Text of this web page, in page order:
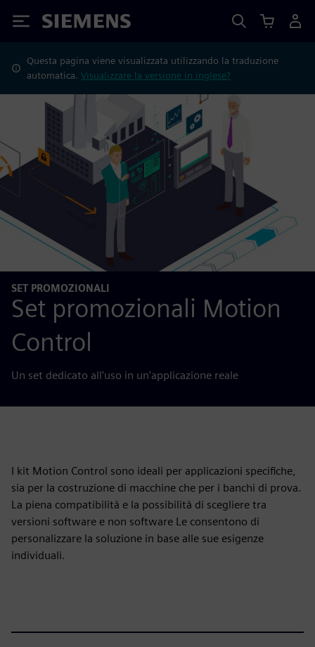
Siemens
Questa pagina viene visualizzata utilizzando la traduzione
automatica.Visualizzare la versione in inglese?
SET PROMOZIONALI
Set promozionali Motion
Control
Un set dedicato all'uso in un'applicazione reale
I kit Motion Control sono ideali per applicazioni specifiche,
sia per la costruzione di macchine che per i banchi di prova.
La piena compatibilità e la possibilità di scegliere tra
versioni software e non software Le consentono di
personalizzare la soluzione in base alle sue esigenze
individuali.